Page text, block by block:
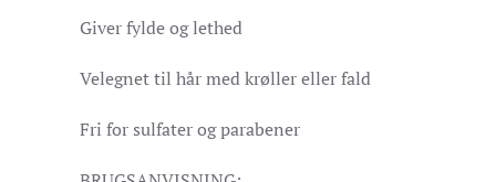
Giver fylde og lethed
Velegnet til hår med krøller eller fald
Fri for sulfater og parabener